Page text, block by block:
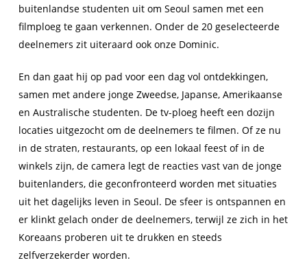
buitenlandse studenten uit om Seoul samen met een
filmploeg te gaan verkennen. Onder de 20 geselecteerde
deelnemers zit uiteraard ook onze Dominic.
En dan gaat hij op pad voor een dag vol ontdekkingen,
samen met andere jonge Zweedse, Japanse, Amerikaanse
en Australische studenten. De tv-ploeg heeft een dozijn
locaties uitgezocht om de deelnemers te filmen. Of ze nu
in de straten, restaurants, op een lokaal feest of in de
winkels zijn, de camera legt de reacties vast van de jonge
buitenlanders, die geconfronteerd worden met situaties
uit het dagelijks leven in Seoul. De sfeer is ontspannen en
er klinkt gelach onder de deelnemers, terwijl ze zich in het
Koreaans proberen uit te drukken en steeds
zelfverzekerder worden.